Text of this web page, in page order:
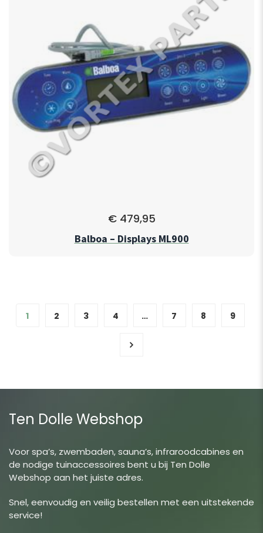
€479,95
Balboa – Displays ML900
1 2 3 4 … 7 8 9
Ten Dolle Webshop
Voor spa’s, zwembaden, sauna’s, infraroodcabines en
de nodige tuinaccessoires bent u bij Ten Dolle
Webshop aan het juiste adres.
Snel, eenvoudig en veilig bestellen met een uitstekende
service!